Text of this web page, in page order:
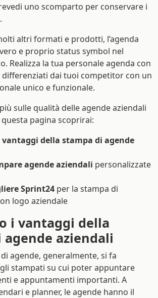
uno scomparto per conservare i
altri formati e prodotti, l’agenda
e proprio status symbol nel
Realizza la tua personale agenda con
differenziati dai tuoi competitor con un
unico e funzionale.
sulle qualità delle agende aziendali
pagina scoprirai:
vantaggi della stampa di agende
agende aziendali personalizzate
Sprint24 per la stampa di
logo aziendale
i vantaggi della
aziendali
agende, generalmente, si fa
stampati su cui poter appuntare
e appuntamenti importanti. A
e planner, le agende hanno il